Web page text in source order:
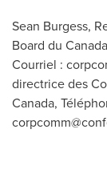
Sean Burgess,
Board du
Courriel :
directrice des
Canada,